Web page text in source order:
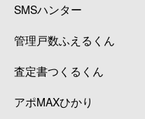
SMSハンター
管理戸数ふえるくん
査定書つくるくん
アポMAXひかり